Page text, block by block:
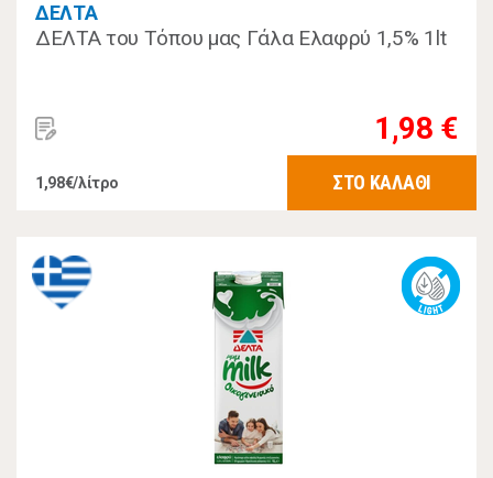
ΔΕΛΤΑ
ΔΕΛΤΑ του Τόπου μας Γάλα Ελαφρύ 1,5% 1lt
1,98 €
1,98€/λίτρο ΣΤΟ ΚΑΛΑΘΙ